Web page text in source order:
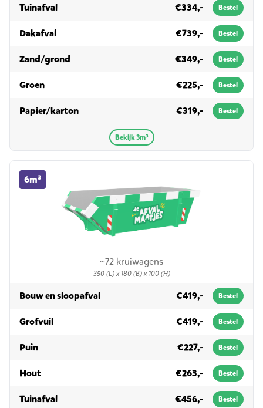
Tuinafvalin 3m³ €334,- Bestel
Dakafvalin 3m³ €739,- Bestel
Zand/grond €349,- Bestel
Groenin 3m³ €225,- Bestel
Papier/kartonin 3m³ €319,- Bestel
Bekijk 3m³
~72 kruiwagens
350 (L) x 180 (B) x 100 (H)
6m³
6m³ container huren
Bouw en sloopafvalin 6m³ €419,- Bestel
Grofvuilin 6m³ €419,- Bestel
Puinin 6m³ €227,- Bestel
Houtin 6m³ €263,- Bestel
Tuinafvalin 6m³ €456,- Bestel